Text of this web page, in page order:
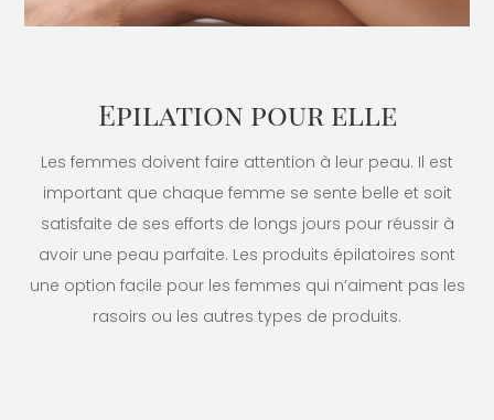
Epilation pour elle
Les femmes doivent faire attention à leur peau. Il est
important que chaque femme se sente belle et soit
satisfaite de ses efforts de longs jours pour réussir à
avoir une peau parfaite. Les produits épilatoires sont
une option facile pour les femmes qui n’aiment pas les
rasoirs ou les autres types de produits.